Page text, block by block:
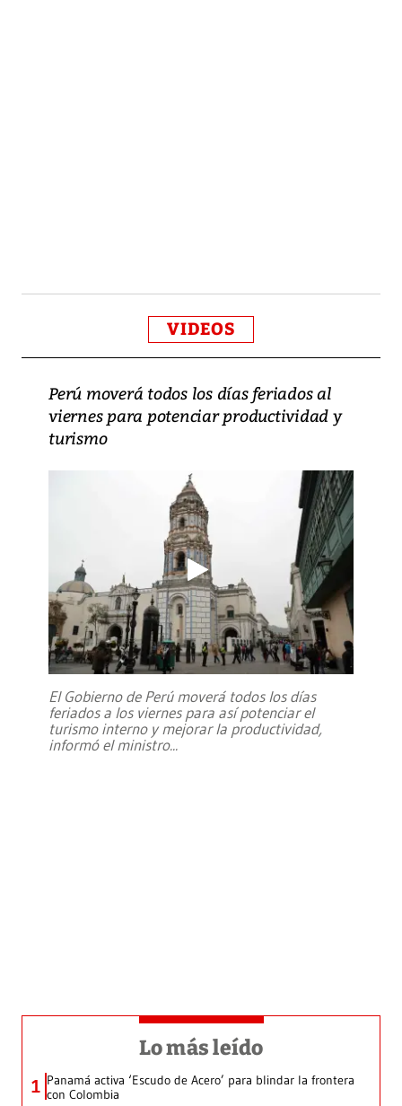
VIDEOS
Perú moverá todos los días feriados al
viernes para potenciar productividad y
turismo
El Gobierno de Perú moverá todos los días
feriados a los viernes para así potenciar el
turismo interno y mejorar la productividad,
informó el ministro...
Lo más leído
1 Panamá activa ‘Escudo de Acero’ para blindar la frontera
con Colombia